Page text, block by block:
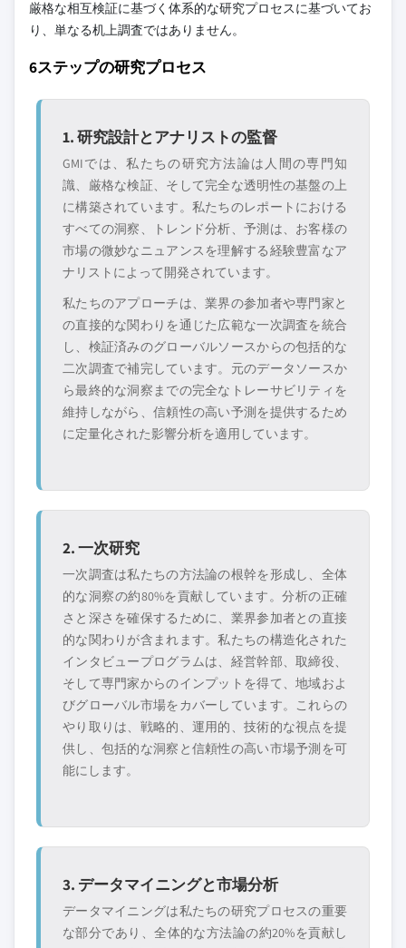
厳格な相互検証に基づく体系的な研究プロセスに基づいてお
り、単なる机上調査ではありません。
6ステップの研究プロセス
1. 研究設計とアナリストの監督
GMIでは、私たちの研究方法論は人間の専門知
識、厳格な検証、そして完全な透明性の基盤の上
に構築されています。私たちのレポートにおける
すべての洞察、トレンド分析、予測は、お客様の
市場の微妙なニュアンスを理解する経験豊富なア
ナリストによって開発されています。
私たちのアプローチは、業界の参加者や専門家と
の直接的な関わりを通じた広範な一次調査を統合
し、検証済みのグローバルソースからの包括的な
二次調査で補完しています。元のデータソースか
ら最終的な洞察までの完全なトレーサビリティを
維持しながら、信頼性の高い予測を提供するため
に定量化された影響分析を適用しています。
2. 一次研究
一次調査は私たちの方法論の根幹を形成し、全体
的な洞察の約80%を貢献しています。分析の正確
さと深さを確保するために、業界参加者との直接
的な関わりが含まれます。私たちの構造化された
インタビュープログラムは、経営幹部、取締役、
そして専門家からのインプットを得て、地域およ
びグローバル市場をカバーしています。これらの
やり取りは、戦略的、運用的、技術的な視点を提
供し、包括的な洞察と信頼性の高い市場予測を可
能にします。
3. データマイニングと市場分析
データマイニングは私たちの研究プロセスの重要
な部分であり、全体的な方法論の約20%を貢献し